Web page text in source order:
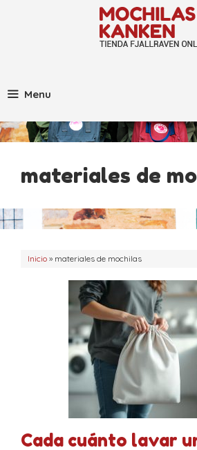
Menu
materiales de
Inicio » materiales de mochilas
Cada cuánto lavar